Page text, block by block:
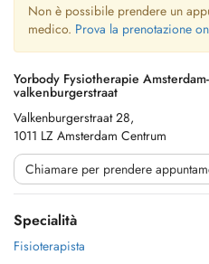
Non è possibile prendere un
medico. Prova la prenotazione
Yorbody Fysiotherapie Amsterdam-
valkenburgerstraat
Valkenburgerstraat 28,
1011 LZ Amsterdam Centrum
Chiamare per prendere
Specialità
Fisioterapista